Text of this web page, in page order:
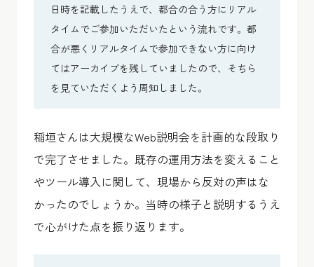
日時を記載したうえで、都合の合う方にリアル
タイムでご参加いただいたという流れです。都
合が悪くリアルタイムで参加できない方に向け
てはアーカイブを残していましたので、そちら
を見ていただくよう周知しました。
稲垣さんは大規模なWeb説明会を計画的な段取り
で完了させました。既存の運用方法を変えること
やツール導入に関して、現場から反対の声はな
かったのでしょうか。当時の様子と説明するうえ
で心がけた点を振り返ります。